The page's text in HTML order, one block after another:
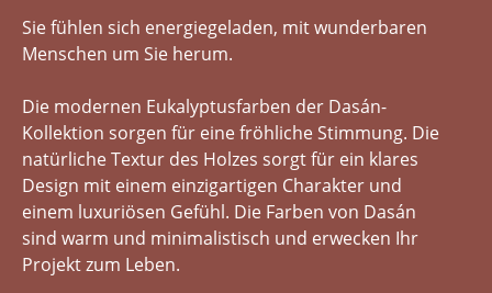
Sie fühlen sich energiegeladen, mit wunderbaren
Menschen um Sie herum.
Die modernen Eukalyptusfarben der Dasán-
Kollektion sorgen für eine fröhliche Stimmung. Die
natürliche Textur des Holzes sorgt für ein klares
Design mit einem einzigartigen Charakter und
einem luxuriösen Gefühl. Die Farben von Dasán
sind warm und minimalistisch und erwecken Ihr
Projekt zum Leben.